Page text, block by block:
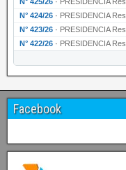
N° 424/26 · PRESIDENCIA Resolución
N° 423/26 · PRESIDENCIA Resolución
N° 422/26 · PRESIDENCIA
Facebook